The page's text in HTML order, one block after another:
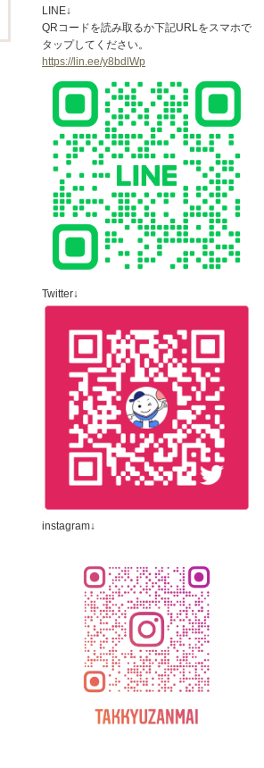
LINE↓
QRコードを読み取るか下記URLをスマホで
タップしてください。
https://lin.ee/y8bdlWp
Twitter↓
instagram↓